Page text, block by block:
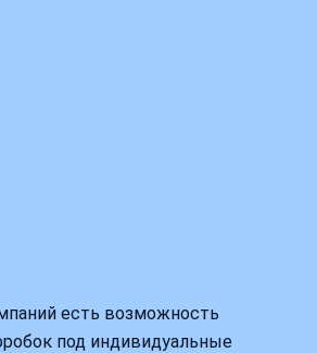
есть возможность
под индивидуальные